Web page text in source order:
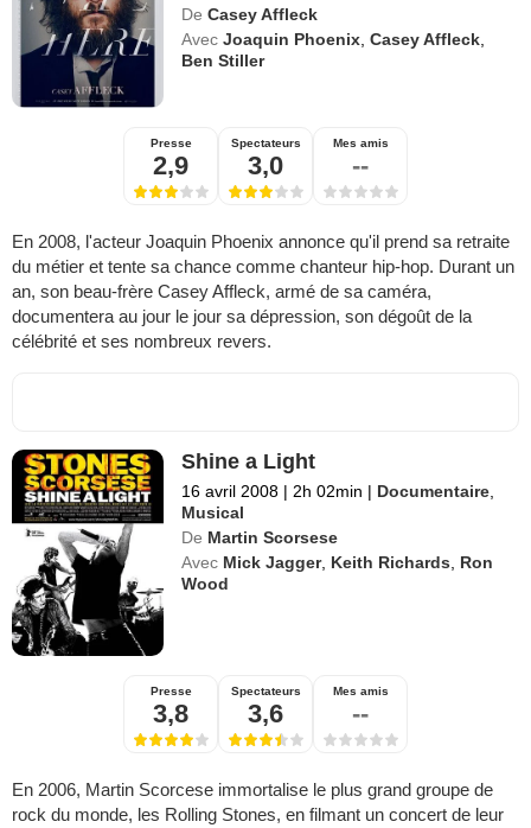
De Casey Affleck
Avec Joaquin Phoenix ,Casey Affleck
Ben Stiller
Presse
2,9
Spectateurs
3,0
Mes amis
--
En 2008, l'acteur Joaquin Phoenix annonce qu'il prend sa retraite
du métier et tente sa chance comme chanteur hip-hop. Durant un
an, son beau-frère Casey Affleck, armé de sa caméra,
documentera au jour le jour sa dépression, son dégoût de la
célébrité et ses nombreux revers.
Shine a Light
16 avril 2008 | 2h 02min | Documentaire
Musical
De Martin Scorsese
Avec Mick Jagger, Keith Richards
Ron
Wood
Presse
3,8
Spectateurs
3,6
Mes amis
--
En 2006, Martin Scorcese immortalise le plus grand groupe de
rock du monde, les Rolling Stones, en filmant un concert de leur